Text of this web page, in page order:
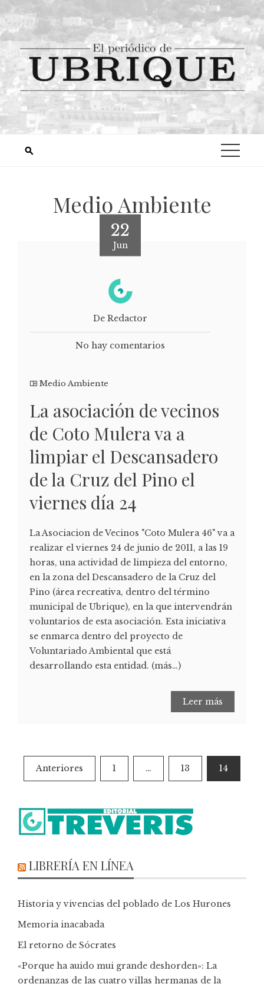
Medio Ambiente
22
Jun
De Redactor
No hay comentarios
Medio Ambiente
La asociación de vecinos
de Coto Mulera va a
limpiar el Descansadero
de la Cruz del Pino el
viernes día 24
La Asociacion de Vecinos "Coto Mulera 46" va a
realizar el viernes 24 de junio de 2011, a las 19
horas, una actividad de limpieza del entorno,
en la zona del Descansadero de la Cruz del
Pino (área recreativa, dentro del término
municipal de Ubrique), en la que intervendrán
voluntarios de esta asociación. Esta iniciativa
se enmarca dentro del proyecto de
Voluntariado Ambiental que está
desarrollando esta entidad. (más…)
Leer más
Anteriores 1 … 13 14
LIBRERÍA EN LÍNEA
Historia y vivencias del poblado de Los Hurones
Memoria inacabada
El retorno de Sócrates
«Porque ha auido mui grande deshorden»: La
ordenanzas de las cuatro villas hermanas de la